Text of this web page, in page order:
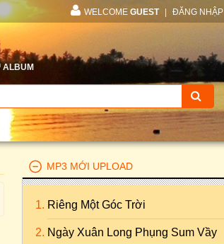
WELCOME GUEST ĐĂNG NHẬP
ALBUM
MP3 MỚI UPLOAD
Riêng Một Góc Trời
Ngày Xuân Long Phụng Sum Vầy